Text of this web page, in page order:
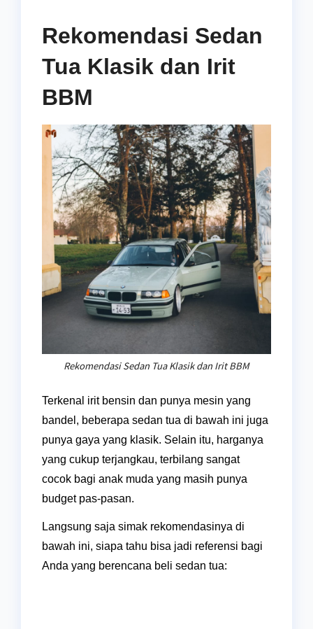
Rekomendasi Sedan
Tua Klasik dan Irit
BBM
Rekomendasi Sedan Tua Klasik dan Irit BBM
Terkenal irit bensin dan punya mesin yang
bandel, beberapa sedan tua di bawah ini juga
punya gaya yang klasik. Selain itu, harganya
yang cukup terjangkau, terbilang sangat
cocok bagi anak muda yang masih punya
budget pas-pasan.
Langsung saja simak rekomendasinya di
bawah ini, siapa tahu bisa jadi referensi bagi
Anda yang berencana beli sedan tua: